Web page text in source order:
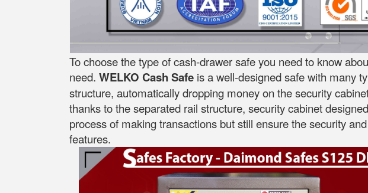
To choose the type of cash-drawer safe you need to know
need. WELKO Cash Safe is a well-designed safe with many
structure, automatically dropping money on the security
thanks to the separated rail structure, security cabinet
process of making transactions but still ensure the security
features.